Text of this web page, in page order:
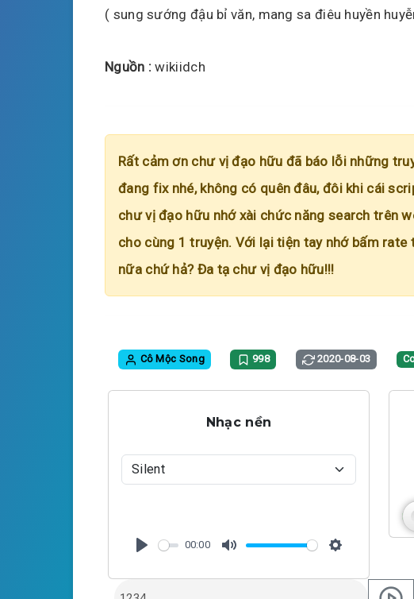
( sung sướng đậu bỉ văn, mang sa điêu huyền
Nguồn :wikiidch
Rất cảm ơn chư vị đạo hữu đã báo lỗi những
đang fix nhé, không có quên đâu, đôi khi cái
chư vị đạo hữu nhớ xài chức năng search trên
cho cùng 1 truyện. Với lại tiện tay nhớ bấm
nữa chứ hả? Đa tạ chư vị đạo hữu!!!
Cô Mộc Song 998 2020-08-03
Nhạc nền
00:00